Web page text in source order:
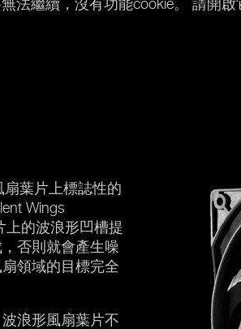
法繼續，沒有功能cookie。 請開
葉片上標誌性的
Wings
上的波浪形凹槽提
否則就會產生噪
領域的目標完全
浪形風扇葉片不